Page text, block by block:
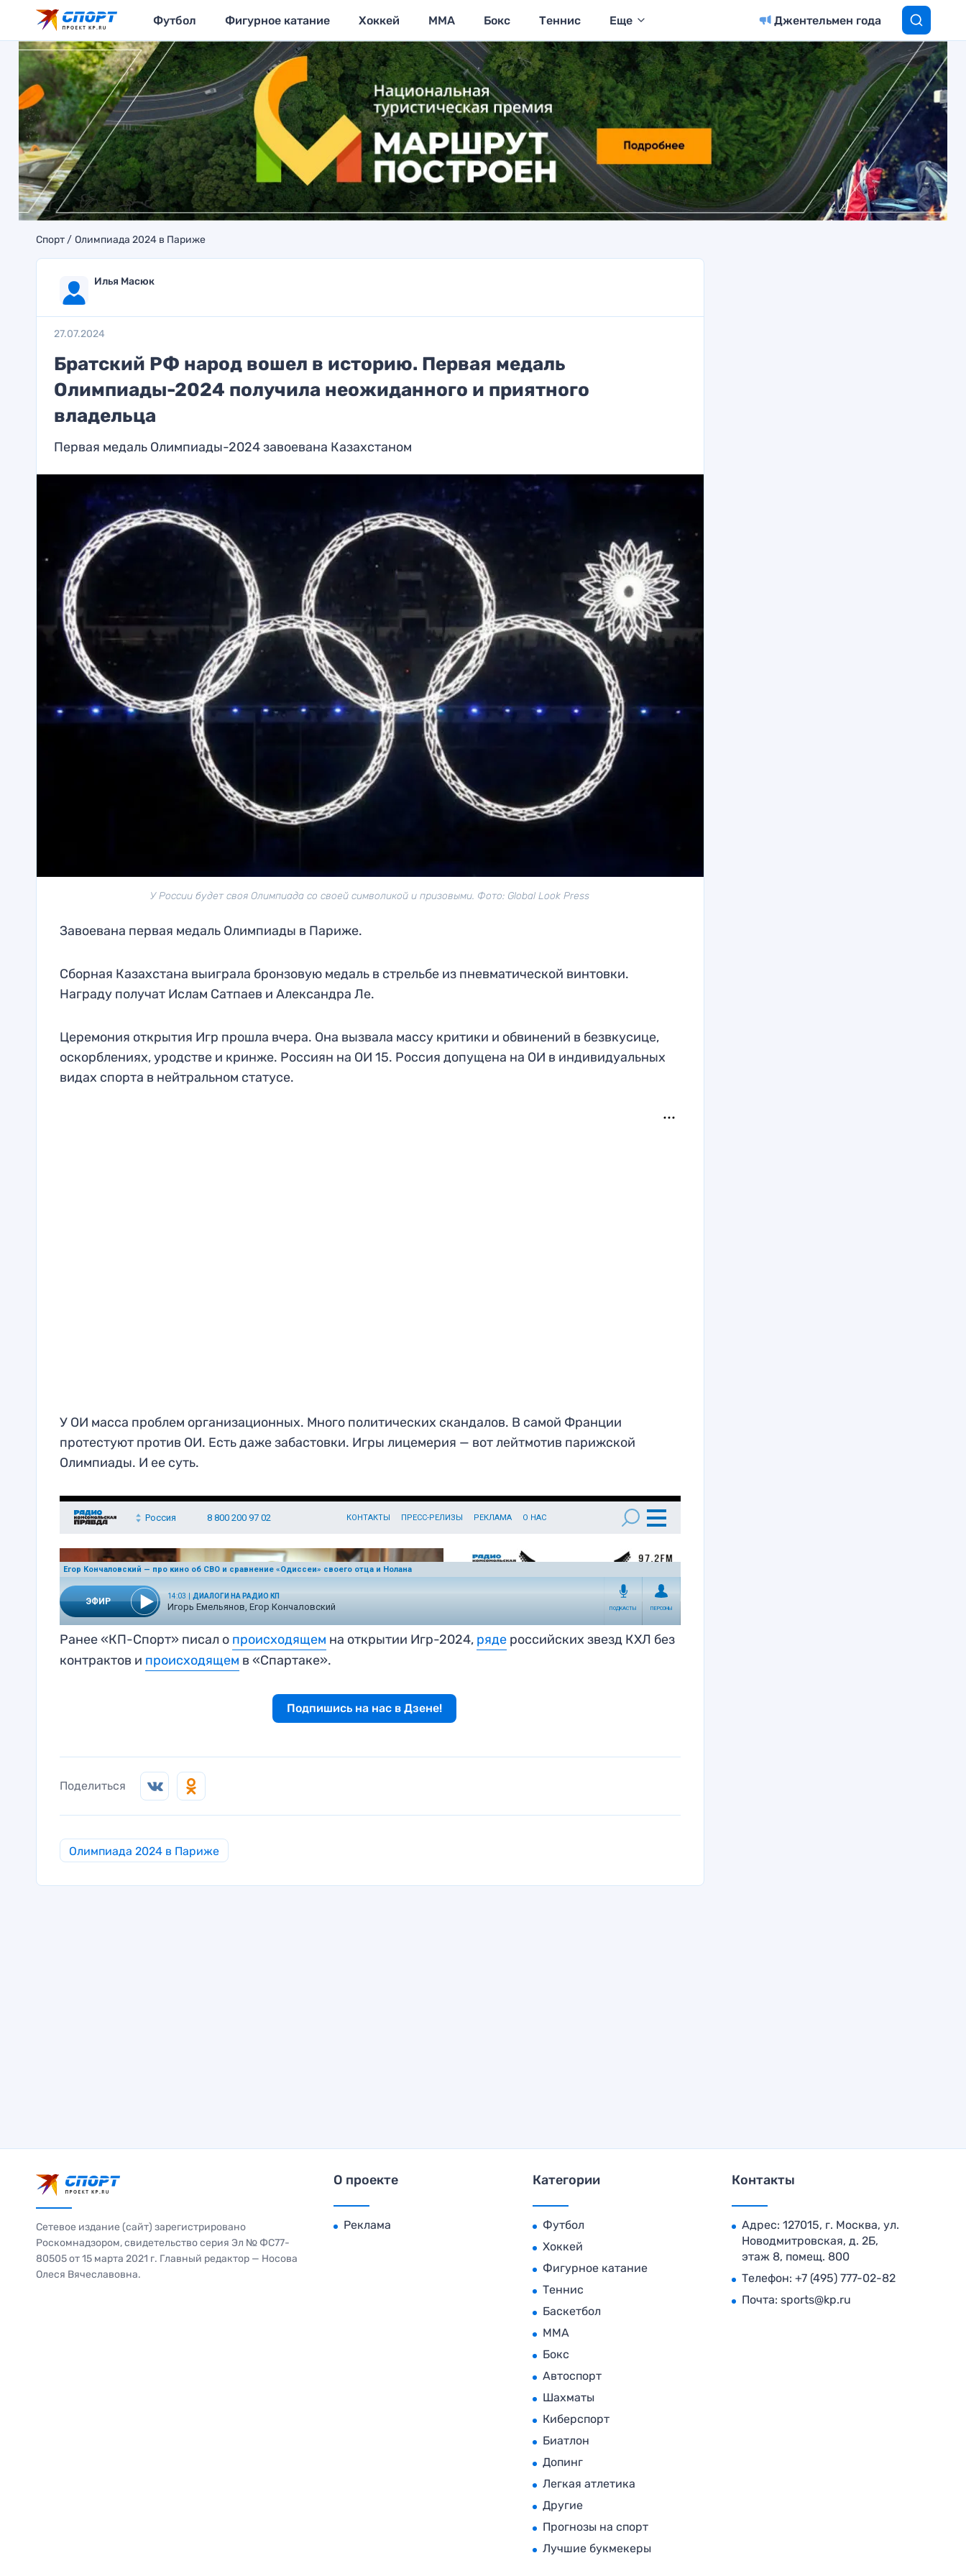
Футбол Фигурное катание Хоккей MMA Бокс Теннис Еще Джентельмен года
Спорт Олимпиада 2024 в Париже
Илья Масюк
27.07.2024
Братский РФ народ вошел в историю. Первая медаль
Олимпиады-2024 получила неожиданного и приятного
владельца
Первая медаль Олимпиады-2024 завоевана Казахстаном
У России будет своя Олимпиада со своей символикой и призовыми. Фото: Global Look Press
Завоевана первая медаль Олимпиады в Париже.
Сборная Казахстана выиграла бронзовую медаль в стрельбе из пневматической винтовки.
Награду получат Ислам Сатпаев и Александра Ле.
Церемония открытия Игр прошла вчера. Она вызвала массу критики и обвинений в безвкусице,
оскорблениях, уродстве и кринже. Россиян на ОИ 15. Россия допущена на ОИ в индивидуальных
видах спорта в нейтральном статусе.
У ОИ масса проблем организационных. Много политических скандалов. В самой Франции
протестуют против ОИ. Есть даже забастовки. Игры лицемерия — вот лейтмотив парижской
Олимпиады. И ее суть.
Ранее «КП-Спорт» писал о происходящем на открытии Игр-2024, рядероссийских звезд КХЛ без
контрактов и происходящем в «Спартаке».
Подпишись на нас в Дзене!
Поделиться
Олимпиада 2024 в Париже
Сетевое издание (сайт) зарегистрировано
Роскомнадзором, свидетельство серия Эл № ФС77-
80505 от 15 марта 2021 г. Главный редактор — Носова
Олеся Вячеславовна.
О проекте
Реклама
Категории
Футбол
Хоккей
Фигурное катание
Теннис
Баскетбол
MMA
Бокс
Автоспорт
Шахматы
Киберспорт
Биатлон
Допинг
Легкая атлетика
Другие
Прогнозы на спорт
Лучшие букмекеры
Контакты
Адрес: 127015, г. Москва, ул.
Новодмитровская, д. 2Б,
этаж 8, помещ. 800
Телефон: +7 (495) 777-02-82
Почта: sports@kp.ru